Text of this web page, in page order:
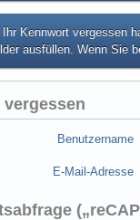
Kennwort vergessen
ausfüllen. Wenn Sie
Benutzername
E-Mail-Adresse